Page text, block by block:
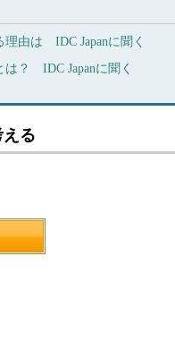
理由は IDC Japanに聞く
は？ IDC Japanに聞く
る